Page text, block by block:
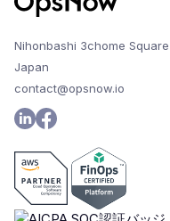
Nihonbashi 3chome
Japan
contact@opsnow.io